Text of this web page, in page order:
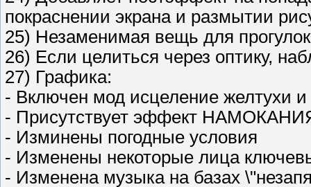
покраснении экрана и размытии
25) Незаменимая вещь для
26) Если целиться через оптику,
27) Графика:
- Включен мод исцеление желтухи и
- Присутствует эффект
- Изминены погодные условия
- Изменены некоторые лица
- Изменена музыка на базах